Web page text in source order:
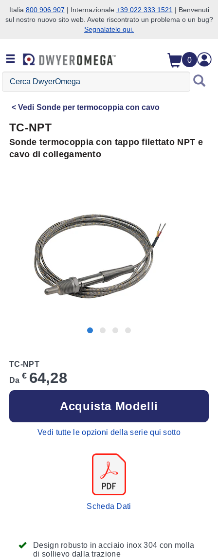
Salta alla ricerca
Salta al contenuto principale
Salta alla navigazione
Italia 800 906 907 | Internazionale +39 022 333 1521 | Benvenuti
sul nostro nuovo sito web. Avete riscontrato un problema o un bug?
Segnalatelo qui.
0
Cerca
DwyerOmega
Vedi Sonde per termocoppia con cavo
TC-NPT
Sonde termocoppia con tappo filettato NPT e
cavo di collegamento
Design robusto in acciaio inox 304 con molla
di sollievo dalla trazione
TC-NPT
Da € 64,28
Acquista Modelli
Vedi tutte le opzioni della serie qui sotto
Scheda Dati